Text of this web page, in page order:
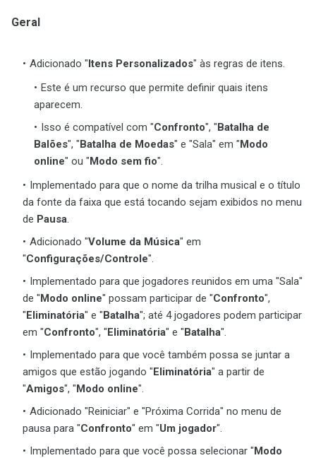
Geral
Adicionado "Itens Personalizados" às regras de itens.
Este é um recurso que permite definir quais itens
aparecem.
Isso é compatível com "Confronto", "Batalha de
Balões", "Batalha de Moedas" e "Sala" em "Modo
online" ou "Modo sem fio".
Implementado para que o nome da trilha musical e o título
da fonte da faixa que está tocando sejam exibidos no menu
de Pausa.
Adicionado "Volume da Música" em
"Configurações/Controle".
Implementado para que jogadores reunidos em uma "Sala"
de "Modo online" possam participar de "Confronto",
"Eliminatória" e "Batalha"; até 4 jogadores podem participar
em "Confronto", "Eliminatória" e "Batalha".
Implementado para que você também possa se juntar a
amigos que estão jogando "Eliminatória" a partir de
"Amigos", "Modo online".
Adicionado "Reiniciar" e "Próxima Corrida" no menu de
pausa para "Confronto" em "Um jogador".
Implementado para que você possa selecionar "Modo